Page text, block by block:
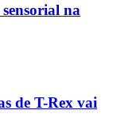
na
de T-Rex vai